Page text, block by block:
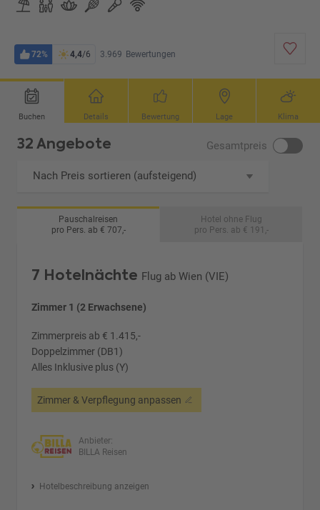
72% 4,4/6 3.969 Bewertungen
Buchen Details Bewertung Lage Klima
32 Angebote Gesamtpreis
Nach Preis sortieren (aufsteigend)
Pauschalreisen
pro Pers. ab € 707,-
Hotel ohne Flug
pro Pers. ab € 191,-
7 Hotelnächte Flug ab Wien (VIE)
Zimmer 1 (2 Erwachsene)
Zimmerpreis ab € 1.415,-
Doppelzimmer (DB1)
Alles Inklusive plus (Y)
Zimmer & Verpflegung anpassen
Anbieter:
BILLA Reisen
Hotelbeschreibung anzeigen